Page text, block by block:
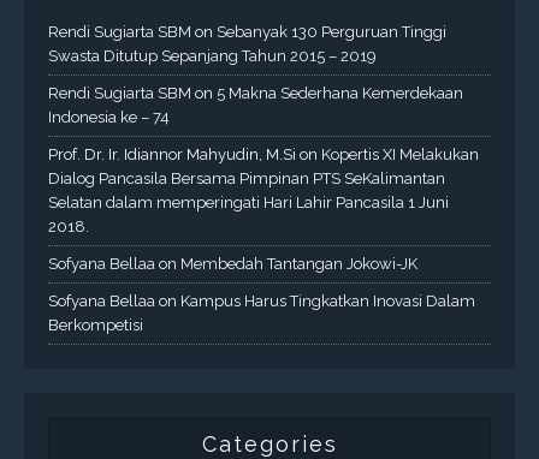
Rendi Sugiarta SBM on Sebanyak 130 Perguruan Tinggi
Swasta Ditutup Sepanjang Tahun 2015 – 2019
Rendi Sugiarta SBM on 5 Makna Sederhana Kemerdekaan
Indonesia ke – 74
Prof. Dr. Ir. Idiannor Mahyudin, M.Si on Kopertis XI Melakukan
Dialog Pancasila Bersama Pimpinan PTS SeKalimantan
Selatan dalam memperingati Hari Lahir Pancasila 1 Juni
2018.
Sofyana Bellaa on Membedah Tantangan Jokowi-JK
Sofyana Bellaa on Kampus Harus Tingkatkan Inovasi Dalam
Berkompetisi
Categories